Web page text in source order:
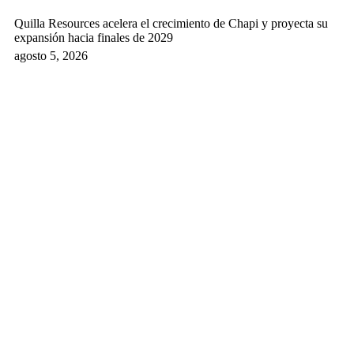
Quilla Resources acelera el crecimiento de Chapi y proyecta su
expansión hacia finales de 2029
agosto 5, 2026